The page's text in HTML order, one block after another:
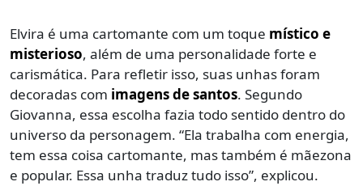
Elvira é uma cartomante com um toque místico e
misterioso, além de uma personalidade forte e
carismática. Para refletir isso, suas unhas foram
decoradas com imagens de santos. Segundo
Giovanna, essa escolha fazia todo sentido dentro do
universo da personagem. “Ela trabalha com energia,
tem essa coisa cartomante, mas também é mãezona
e popular. Essa unha traduz tudo isso”, explicou.